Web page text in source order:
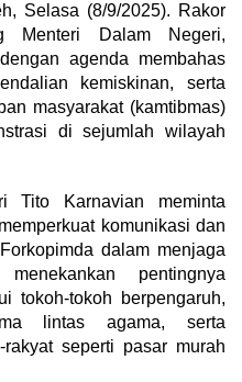
Selasa (8/9/2025). Rakor
Menteri Dalam Negeri,
agenda membahas
kemiskinan, serta
masyarakat (kamtibmas)
di sejumlah wilayah
Tito Karnavian meminta
komunikasi dan
dalam menjaga
pentingnya
tokoh-tokoh berpengaruh,
lintas agama, serta
seperti pasar murah